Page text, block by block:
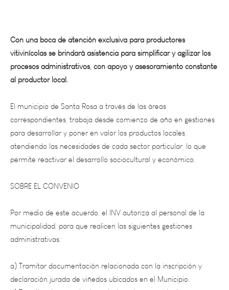
vitivinícolas se brindará asistencia para simplificar y agilizar los
procesos administrativos, con apoyo y asesoramiento constante
al productor local.
El municipio de Santa Rosa a través de las áreas
correspondientes, trabaja desde comienzo de año en gestiones
para desarrollar y poner en valor los productos locales,
atendiendo las necesidades de cada sector particular, lo que
permite reactivar el desarrollo sociocultural y económico.
SOBRE EL CONVENIO
Por medio de este acuerdo, el INV autoriza al personal de la
municipalidad, para que realicen las siguientes gestiones
administrativas:
a) Tramitar documentación relacionada con la inscripción y
declaración jurada de viñedos ubicados en el Municipio.
b) Tramitar documentación relacionada con cualquier